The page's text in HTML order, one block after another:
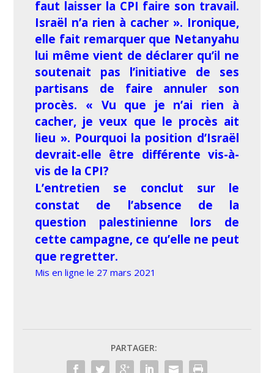
faut laisser la CPI faire son travail.
Israël n’a rien à cacher ». Ironique,
elle fait remarquer que Netanyahu
lui même vient de déclarer qu’il ne
soutenait pas l’initiative de ses
partisans de faire annuler son
procès. « Vu que je n’ai rien à
cacher, je veux que le procès ait
lieu ». Pourquoi la position d’Israël
devrait-elle être différente vis-à-
vis de la CPI?
L’entretien se conclut sur le
constat de l’absence de la
question palestinienne lors de
cette campagne, ce qu’elle ne peut
que regretter.
Mis en ligne le 27 mars 2021
PARTAGER: